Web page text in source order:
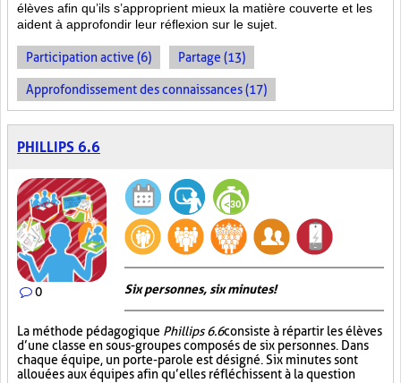
élèves afin qu’ils s’approprient mieux la matière couverte et les
aident à approfondir leur réflexion sur le sujet.
Participation active (6) Partage (13)
Approfondissement des connaissances (17)
PHILLIPS 6.6
0 Six personnes, six minutes!
La méthode pédagogique Phillips 6.6consiste à répartir les élèves
d’une classe en sous-groupes composés de six personnes. Dans
chaque équipe, un porte-parole est désigné. Six minutes sont
allouées aux équipes afin qu’elles réfléchissent à la question